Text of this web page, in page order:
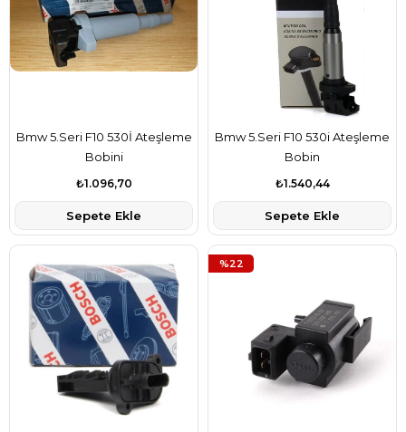
Bmw 5.Seri F10 530İ Ateşleme
Bobini
₺1.096,70
Sepete Ekle
Bmw 5.Seri F10 530i Ateşleme
Bobin
₺1.540,44
Sepete Ekle
%22